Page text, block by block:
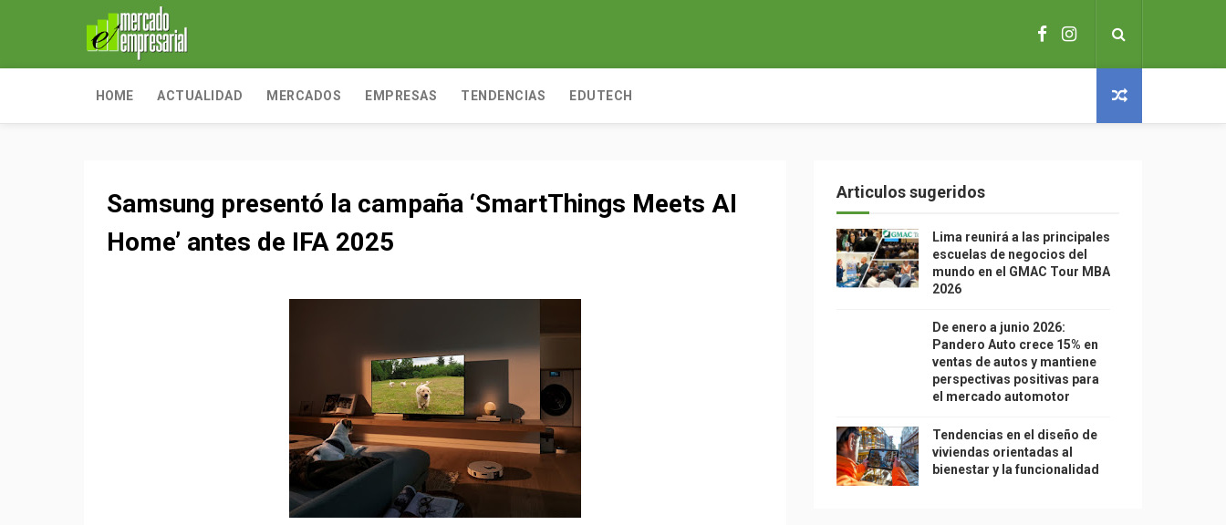
HOME ACTUALIDAD MERCADOS EMPRESAS TENDENCIAS EDUTECH
Samsung presentó la campaña ‘SmartThings Meets AI
Home’ antes de IFA 2025
Articulos sugeridos
Lima reunirá a las principales
escuelas de negocios del
mundo en el GMAC Tour MBA
2026
De enero a junio 2026:
Pandero Auto crece 15% en
ventas de autos y mantiene
perspectivas positivas para
el mercado automotor
Tendencias en el diseño de
viviendas orientadas al
bienestar y la funcionalidad